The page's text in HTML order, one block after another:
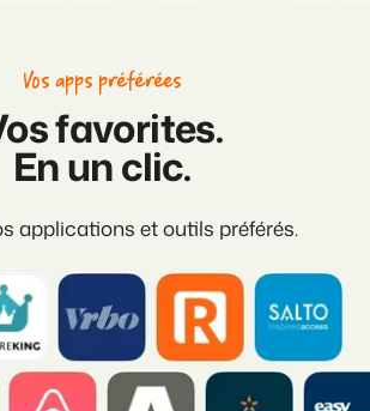
Vos apps préférées
favorites.
En un clic.
applications et outils préférés.